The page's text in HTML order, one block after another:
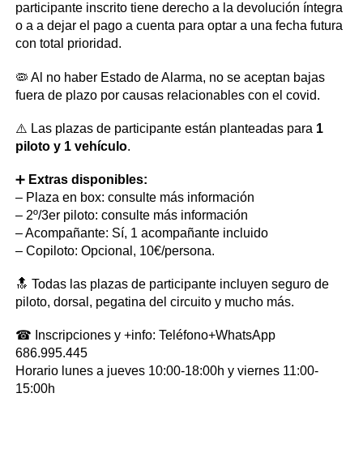
participante inscrito tiene derecho a la devolución íntegra
o a a dejar el pago a cuenta para optar a una fecha futura
con total prioridad.
🦠 Al no haber Estado de Alarma, no se aceptan bajas
fuera de plazo por causas relacionables con el covid.
⚠️ Las plazas de participante están planteadas para 1
piloto y 1 vehículo.
➕ Extras disponibles:
– Plaza en box: consulte más información
– 2º/3er piloto: consulte más información
– Acompañante: Sí, 1 acompañante incluido
– Copiloto: Opcional, 10€/persona.
🔝 Todas las plazas de participante incluyen seguro de
piloto, dorsal, pegatina del circuito y mucho más.
☎ Inscripciones y +info: Teléfono+WhatsApp
686.995.445
Horario lunes a jueves 10:00-18:00h y viernes 11:00-
15:00h